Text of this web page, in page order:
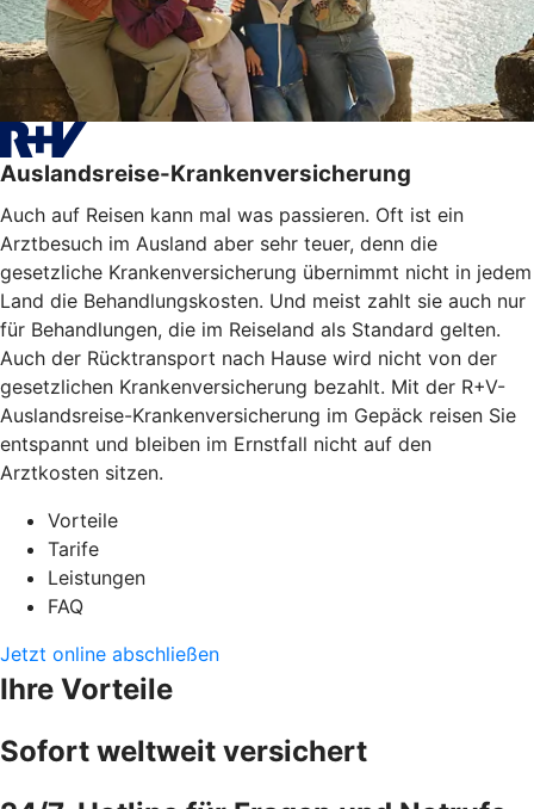
Auslandsreise-Krankenversicherung
Auch auf Reisen kann mal was passieren. Oft ist ein
Arztbesuch im Ausland aber sehr teuer, denn die
gesetzliche Krankenversicherung übernimmt nicht in jedem
Land die Behandlungskosten. Und meist zahlt sie auch nur
für Behandlungen, die im Reiseland als Standard gelten.
Auch der Rücktransport nach Hause wird nicht von der
gesetzlichen Krankenversicherung bezahlt. Mit der R+V-
Auslandsreise-Krankenversicherung im Gepäck reisen Sie
entspannt und bleiben im Ernstfall nicht auf den
Arztkosten sitzen.
Vorteile
Tarife
Leistungen
FAQ
Jetzt online abschließen
Ihre Vorteile
Sofort weltweit versichert